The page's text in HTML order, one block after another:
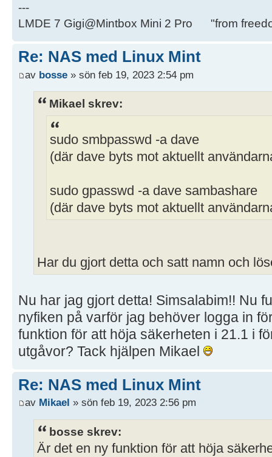
---
LMDE 7 Gigi@Mintbox Mini 2 Pro "from
Re: NAS med Linux Mint
av bosse » sön feb 19, 2023 2:54 pm
Mikael skrev:
sudo smbpasswd -a dave
(där dave byts mot aktuellt
sudo gpasswd -a dave sambashare
(där dave byts mot aktuellt
Har du gjort detta och satt namn och
Nu har jag gjort detta! Simsalabim!! Nu
nyfiken på varför jag behöver logga in
funktion för att höja säkerheten i 21.1 i
utgåvor? Tack hjälpen Mikael
Re: NAS med Linux Mint
av Mikael » sön feb 19, 2023 2:56 pm
bosse skrev:
Är det en ny funktion för att höja